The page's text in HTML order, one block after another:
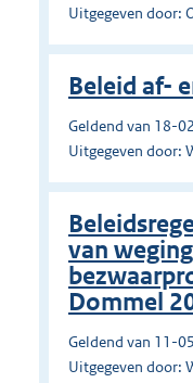
Uitgegeven door:
Beleid af-
Geldend van 18-
Uitgegeven door:
van
Dommel
Geldend van 11-
Uitgegeven door: